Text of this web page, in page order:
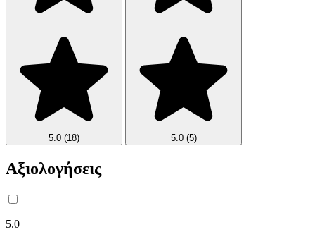
5.0 (18) 5.0 (5)
Αξιολογήσεις
5.0